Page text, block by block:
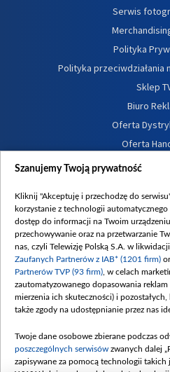
Serwis
Polityka
Polityka przeciwdziałania
Sklep
Biuro
Oferta
Oferta
Procedura
Szanujemy Twoją prywatność
Kliknij "Akceptuję i przechodzę do
korzystanie z technologii automatycznego
dostęp do informacji na Twoim
przechowywanie oraz na przetwarzanie
nas, czyli Telewizję Polską S.A. w likwidacji
Zaufanych Partnerów z IAB* (1201 firm)
Partnerów TVP (93 firm) , w celach
zautomatyzowanego dopasowania
mierzenia ich skuteczności) i
także zgody na udostępnianie przez nas
Twoje dane osobowe zbierane podczas
poszczególnych serwisów zwanych dalej
zapisywane za pomocą technologii